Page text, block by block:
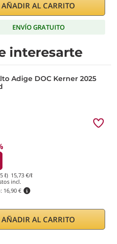
AÑADIR AL CARRITO
ENVÍO GRATUITO
interesarte
Adige DOC Kerner 2025
ℓ) 15,73 €/ℓ
incl.
16,90 €
AÑADIR AL CARRITO